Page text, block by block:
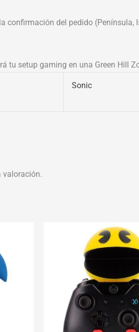
confirmación del pedido (Península,
tu setup gaming en una Green Hill
Sonic
valoración.